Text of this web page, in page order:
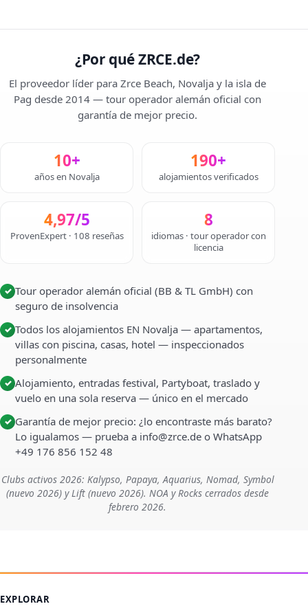
¿Por qué ZRCE.de?
El proveedor líder para Zrce Beach, Novalja y la isla de
Pag desde 2014 — tour operador alemán oficial con
garantía de mejor precio.
10+
años en Novalja
190+
alojamientos verificados
4,97/5
ProvenExpert · 108 reseñas
8
idiomas · tour operador con
licencia
✓ Tour operador alemán oficial (BB & TL GmbH) con
seguro de insolvencia
✓ Todos los alojamientos EN Novalja — apartamentos,
villas con piscina, casas, hotel — inspeccionados
personalmente
✓ Alojamiento, entradas festival, Partyboat, traslado y
vuelo en una sola reserva — único en el mercado
✓ Garantía de mejor precio: ¿lo encontraste más barato?
Lo igualamos — prueba a info@zrce.de o WhatsApp
+49 176 856 152 48
Clubs activos 2026: Kalypso, Papaya, Aquarius, Nomad, Symbol
(nuevo 2026) y Lift (nuevo 2026). NOA y Rocks cerrados desde
febrero 2026.
EXPLORAR